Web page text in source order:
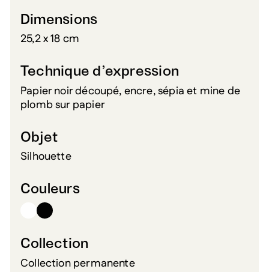
Dimensions
25,2 x 18 cm
Technique d’expression
Papier noir découpé, encre, sépia et mine de
plomb sur papier
Objet
Silhouette
Couleurs
Collection
Collection permanente